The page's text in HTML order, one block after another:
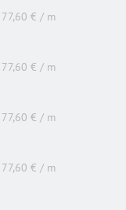
77,60 € / m
77,60 € / m
77,60 € / m
77,60 € / m